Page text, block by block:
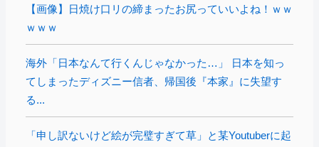
【画像】日焼け口リの締まったお尻っていいよね！ｗｗ
ｗｗｗ
海外「日本なんて行くんじゃなかった…」 日本を知っ
てしまったディズニー信者、帰国後『本家』に失望す
る...
「申し訳ないけど絵が完璧すぎて草」と某Youtuberに起